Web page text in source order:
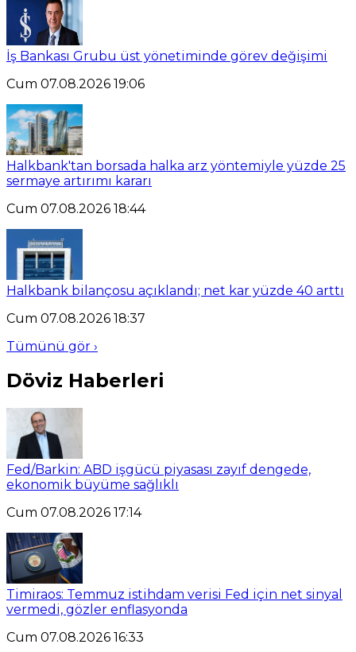
İş Bankası Grubu üst yönetiminde görev değişimi
Cum 07.08.2026 19:06
Halkbank'tan borsada halka arz yöntemiyle yüzde 25
sermaye artırımı kararı
Cum 07.08.2026 18:44
Halkbank bilançosu açıklandı; net kar yüzde 40 arttı
Cum 07.08.2026 18:37
Tümünü gör ›
Döviz Haberleri
Fed/Barkin: ABD işgücü piyasası zayıf dengede,
ekonomik büyüme sağlıklı
Cum 07.08.2026 17:14
Timiraos: Temmuz istihdam verisi Fed için net sinyal
vermedi, gözler enflasyonda
Cum 07.08.2026 16:33